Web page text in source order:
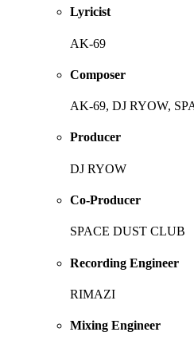
Lyricist
AK-69
Composer
AK-69, DJ RYOW,
Producer
DJ RYOW
Co-Producer
SPACE DUST CLUB
Recording Engineer
RIMAZI
Mixing Engineer